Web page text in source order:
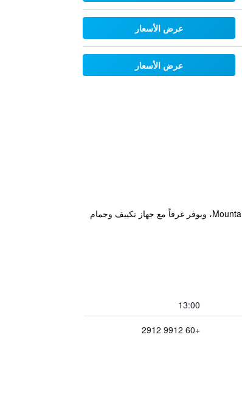
عرض الأسعار
عرض الأسعار
يقع مكان إقامة "Welcome Inn GM" في غُوا موسانغ، ضمن 41 كم من مدخل منتزه إيست كيلانتان الوطني و2 كم من Mountain Chamah، ويوفر غرفاً مع جهاز تكييف وحمام
13:00
+60 9912 2912